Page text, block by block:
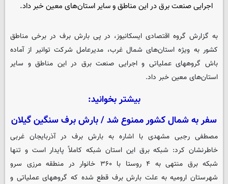
اجرایی صنعت برق در این مناطق و سایر استان‌های معین خبر داد.
به گزارش گروه اقتصادی ایسکانیوز، در پی بارش برف در برخی مناطق
کشور به ویژه استان‌های شمال غرب، مدیرعامل شرکت توانیر از آماده
باش گروههای عملیاتی و اجرایی صنعت برق در این مناطق و سایر
استان‌های معین خبر داد.
بیشتر بخوانید:
سفر به شمال کشور ممنوع شد / بارش برف سنگین گیلان
مصطفی رجبی مشهدی با اشاره به بارش برف در آذربایجان غربی
خاطرنشان کرد: شبکه برق این استان شبکه کاملاً پایدار است و تنها
شبکه برق منتهی به ۴ روستا با ۳۶۰ خانوار در منطقه مرزی سرو
شهرستان ارومیه به علت بارش برف قطع شده که گروههای عملیاتی و